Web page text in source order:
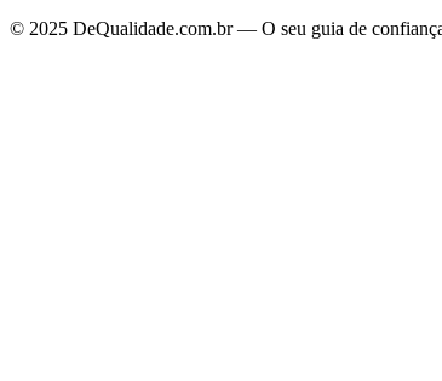
© 2025 DeQualidade.com.br — O seu guia de